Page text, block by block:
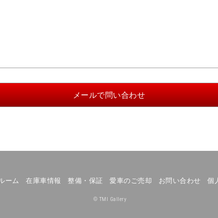
ーム 在庫車情報 整備・保証 愛車のご売却 お問い合わせ 個
© TMI Gallery